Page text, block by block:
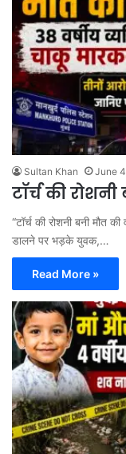
Sultan Khan June
टॉर्च की
“टॉर्च की रोशनी बनी मौत
डालने पर भड़के युवक,…
Read More »